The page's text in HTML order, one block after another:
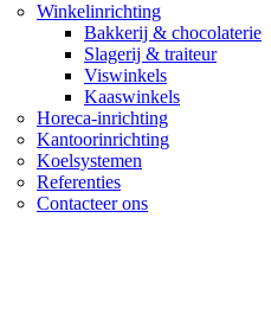
Winkelinrichting
Bakkerij & chocolaterie
Slagerij & traiteur
Viswinkels
Kaaswinkels
Horeca-inrichting
Kantoorinrichting
Koelsystemen
Referenties
Contacteer ons